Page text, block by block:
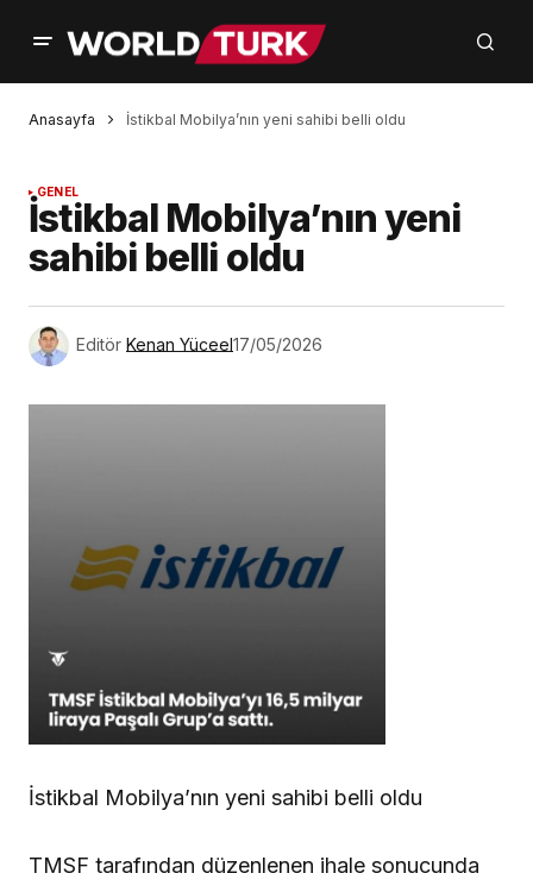
Anasayfa İstikbal Mobilya’nın yeni sahibi belli oldu
GENEL
İstikbal Mobilya’nın yeni
sahibi belli oldu
Editör Kenan Yüceel17/05/2026
İstikbal Mobilya’nın yeni sahibi belli oldu
TMSF tarafından düzenlenen ihale sonucunda